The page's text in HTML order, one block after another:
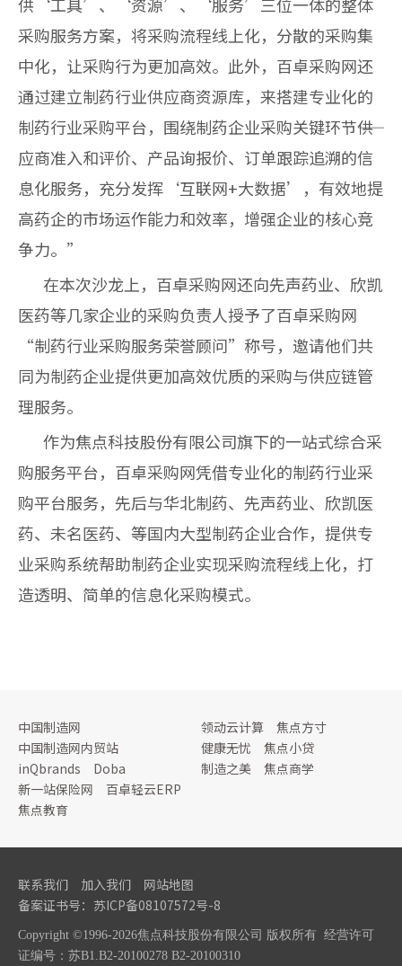
采购服务方案，将采购流程线上化，分散的采购集
中化，让采购行为更加高效。此外，百卓采购网还
通过建立制药行业供应商资源库，来搭建专业化的
制药行业采购平台，围绕制药企业采购关键环节――供
应商准入和评价、产品询报价、订单跟踪追溯的信
息化服务，充分发挥‘互联网+大数据’，有效地提
高药企的市场运作能力和效率，增强企业的核心竞
争力。”
在本次沙龙上，百卓采购网还向先声药业、欣凯
医药等几家企业的采购负责人授予了百卓采购网
“制药行业采购服务荣誉顾问”称号，邀请他们共
同为制药企业提供更加高效优质的采购与供应链管
理服务。
作为焦点科技股份有限公司旗下的一站式综合采
购服务平台，百卓采购网凭借专业化的制药行业采
购平台服务，先后与华北制药、先声药业、欣凯医
药、未名医药、等国内大型制药企业合作，提供专
业采购系统帮助制药企业实现采购流程线上化，打
造透明、简单的信息化采购模式。
中国制造网
中国制造网内贸站
inQbrands
Doba
新一站保险网
百卓轻云ERP
焦点教育
领动云计算
焦点方寸
健康无忧
焦点小贷
制造之美
焦点商学
联系我们 加入我们
网站地图
备案证书号： 苏ICP备08107572号-8
Copyright ©1996-2026焦点科技股份有限公司 版权所有 经营许可
证编号：苏B1.B2-20100278 B2-20100310